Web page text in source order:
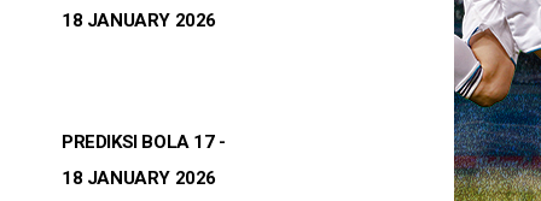
18 JANUARY 2026
PREDIKSI BOLA 17 -
18 JANUARY 2026